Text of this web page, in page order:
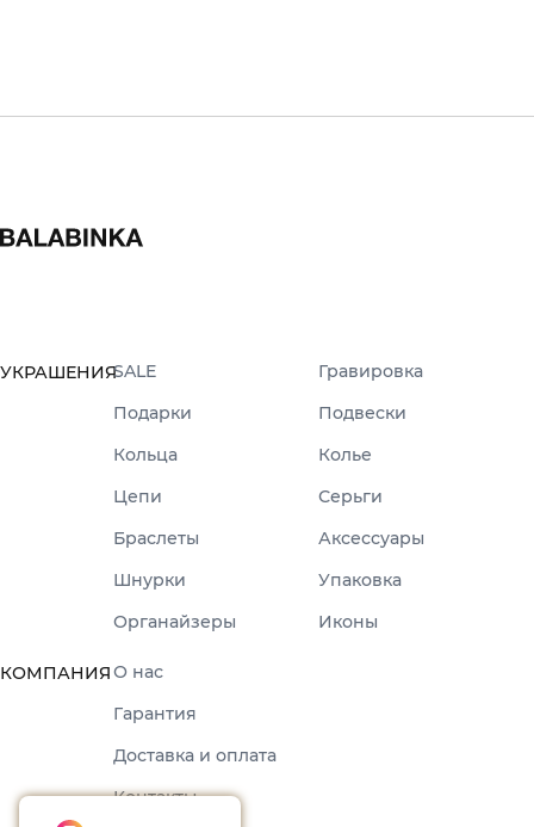
УКРАШЕНИЯSALE
Гравировка
Подарки
Подвески
Кольца
Колье
Цепи
Серьги
Браслеты
Аксессуары
Шнурки
Упаковка
Органайзеры
Иконы
КОМПАНИЯО нас
Гарантия
Доставка и оплата
Контакты